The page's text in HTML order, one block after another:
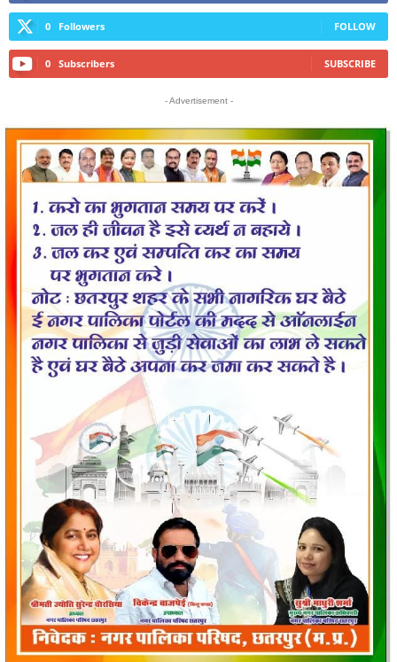
0 Followers FOLLOW
0 Subscribers SUBSCRIBE
- Advertisement -